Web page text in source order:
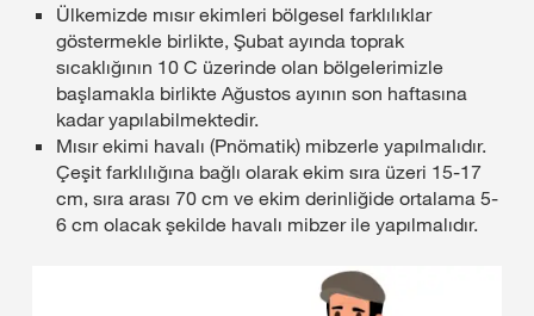
Ülkemizde mısır ekimleri bölgesel farklılıklar
göstermekle birlikte, Şubat ayında toprak
sıcaklığının 10 C üzerinde olan bölgelerimizle
başlamakla birlikte Ağustos ayının son haftasına
kadar yapılabilmektedir.
Mısır ekimi havalı (Pnömatik) mibzerle yapılmalıdır.
Çeşit farklılığına bağlı olarak ekim sıra üzeri 15-17
cm, sıra arası 70 cm ve ekim derinliğide ortalama 5-
6 cm olacak şekilde havalı mibzer ile yapılmalıdır.